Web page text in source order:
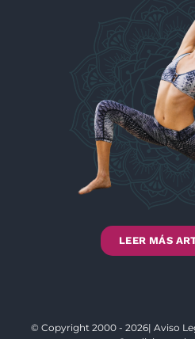
LEER MÁS
© Copyright 2000 - 2026| Aviso